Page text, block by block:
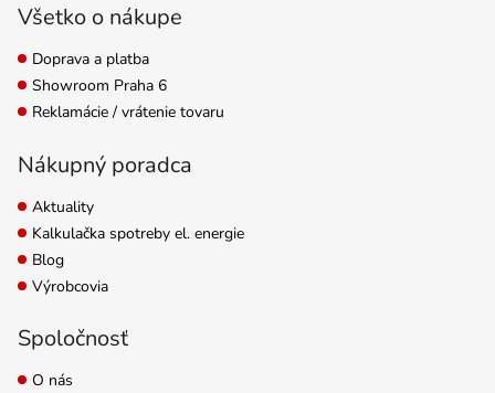
Všetko o nákupe
Doprava a platba
Showroom Praha 6
Reklamácie / vrátenie tovaru
Nákupný poradca
Aktuality
Kalkulačka spotreby el. energie
Blog
Výrobcovia
Spoločnosť
O nás